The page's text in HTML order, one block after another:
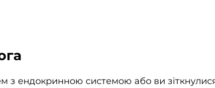
з ендокринною системою або ви